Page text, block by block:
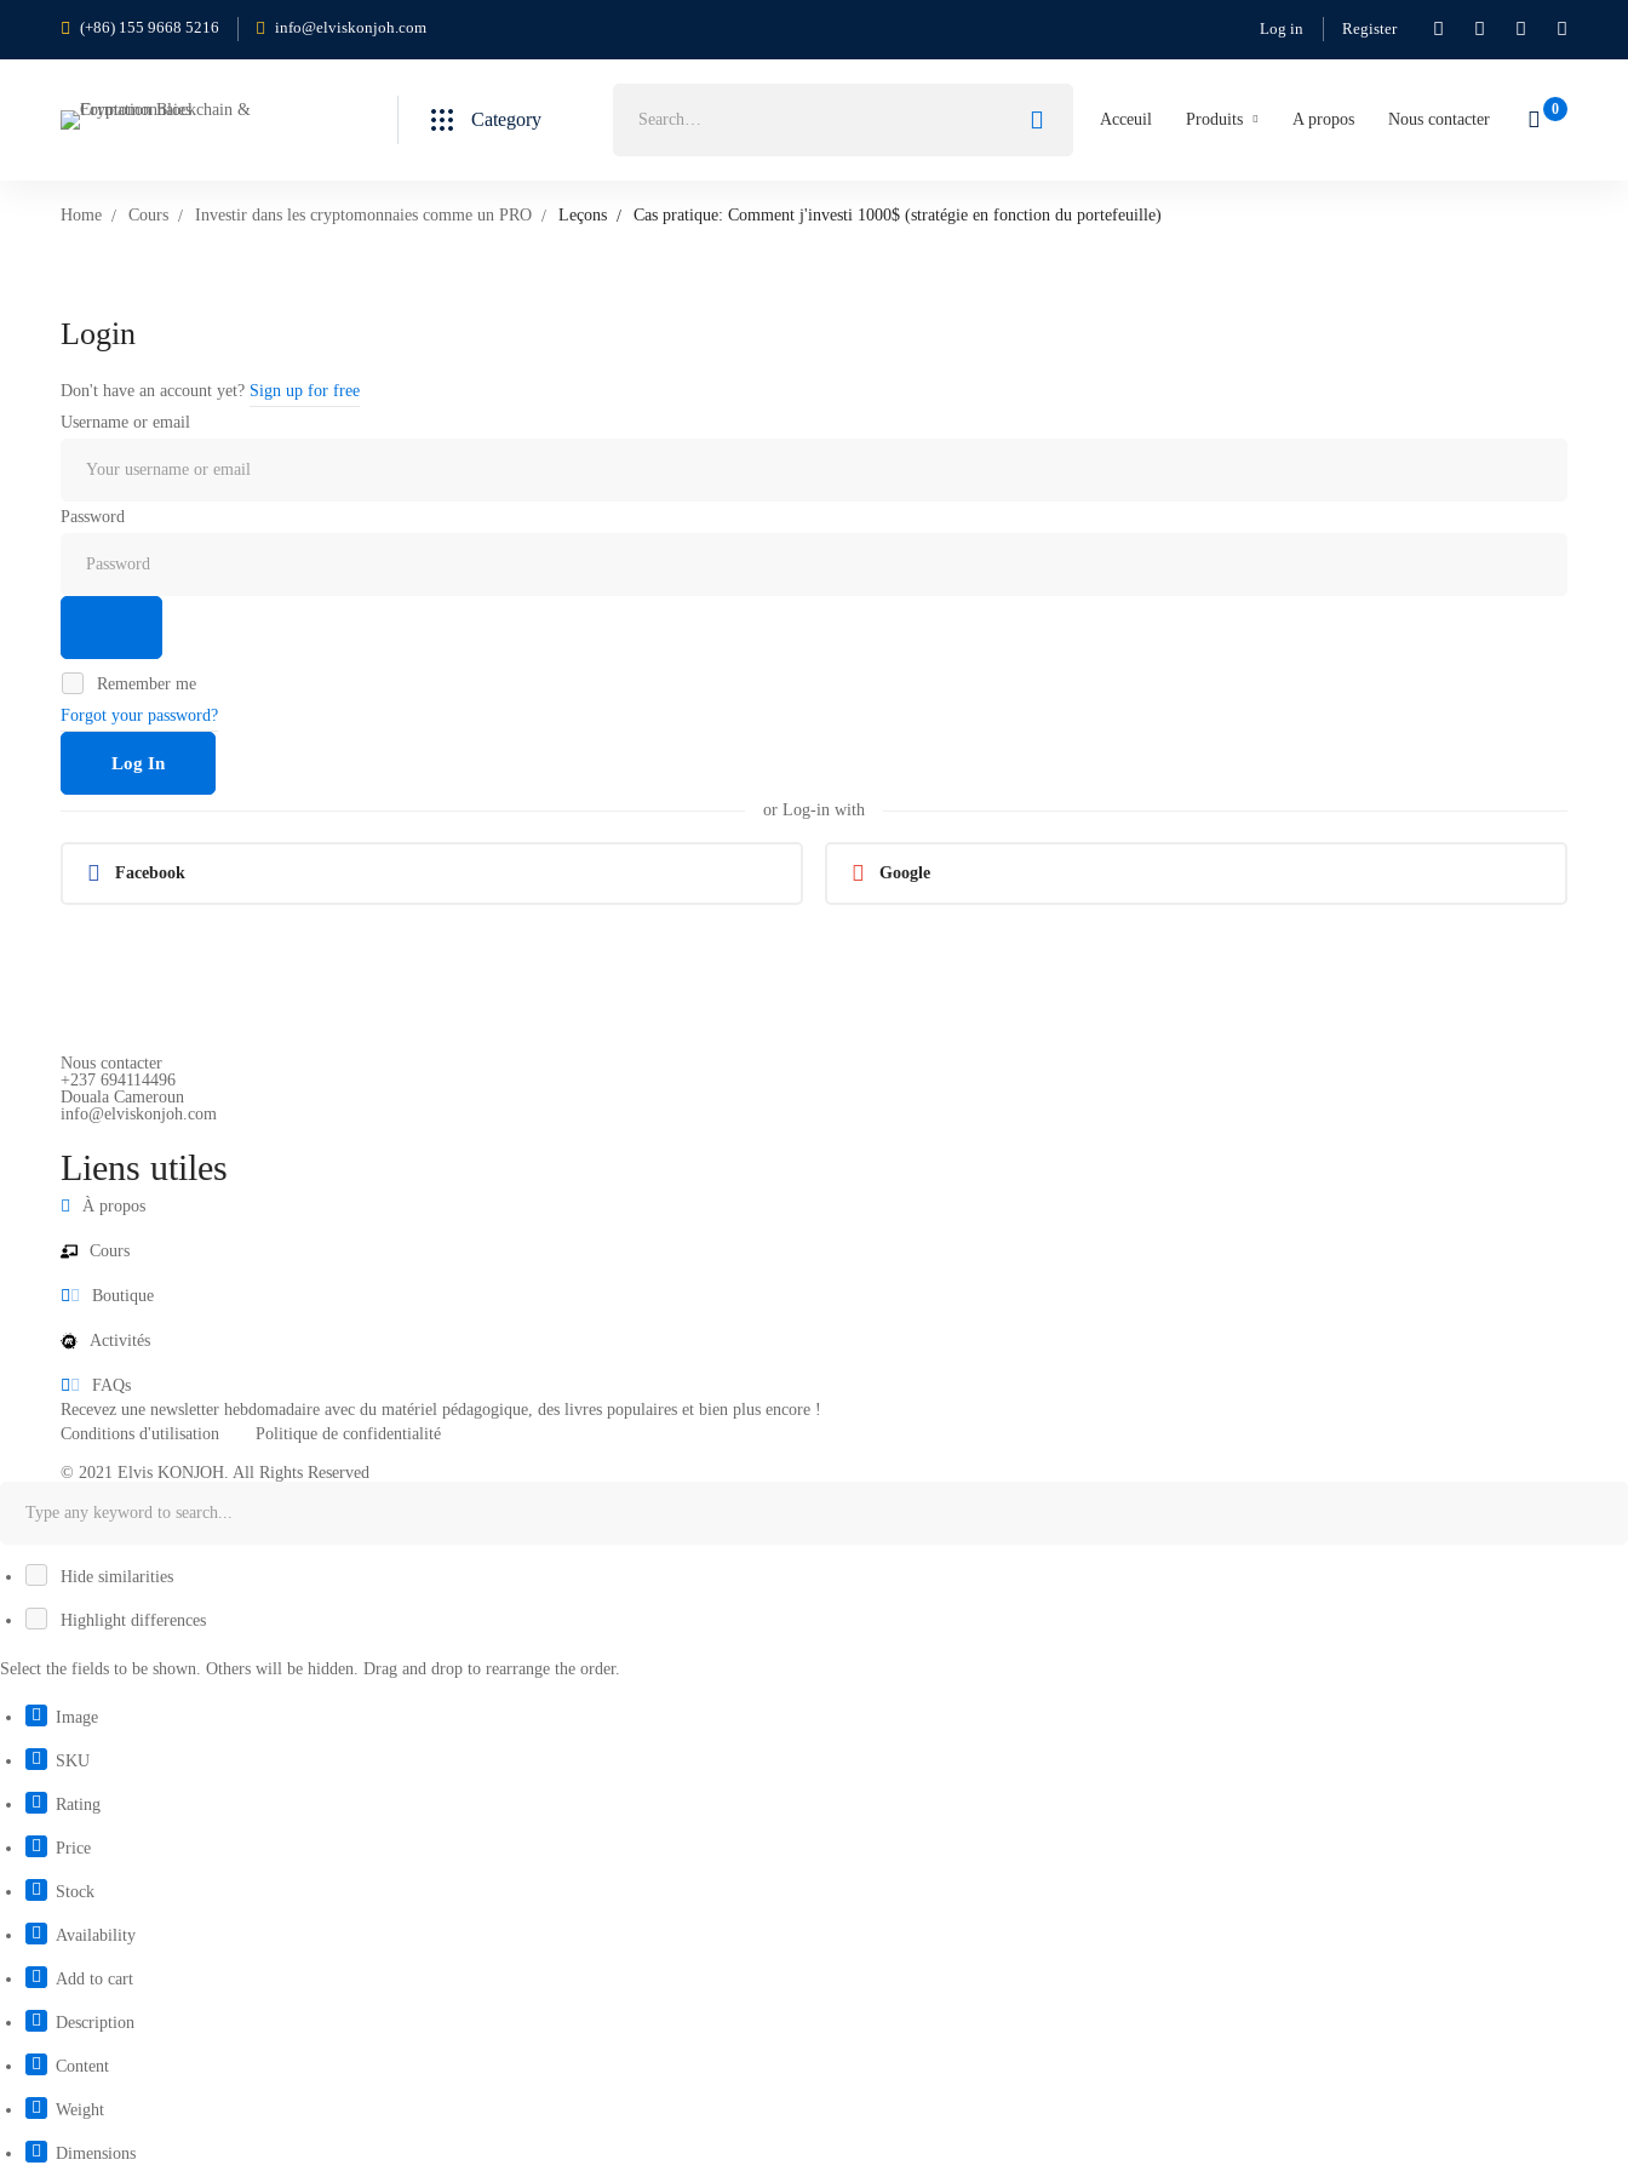
(+86) 155 9668 5216 info@elviskonjoh.com Log in Register
Category Acceuil Produits A propos Nous contacter
Home Cours Investir dans les cryptomonnaies comme un PRO Leçons Cas pratique: Comment j'investi 1000$ (stratégie en fonction du portefeuille)
Login
Don't have an account yet? Sign up for free
Username or email
Password
Remember me
Forgot your password?
Log In
or Log-in with
Facebook Google
Nous contacter
+237 694114496
Douala Cameroun
info@elviskonjoh.com
Liens utiles
À propos
Cours
Boutique
Activités
FAQs
Recevez une newsletter hebdomadaire avec du matériel pédagogique, des livres populaires et bien plus encore !
Conditions d'utilisation
Politique de confidentialité
© 2021 Elvis KONJOH. All Rights Reserved
Hide similarities
Highlight differences
Select the fields to be shown. Others will be hidden. Drag and drop to rearrange the order.
Image
SKU
Rating
Price
Stock
Availability
Add to cart
Description
Content
Weight
Dimensions